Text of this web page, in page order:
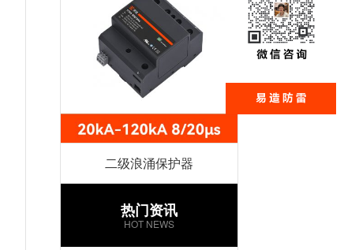
二级浪涌保护器
热门资讯
HOT NEWS